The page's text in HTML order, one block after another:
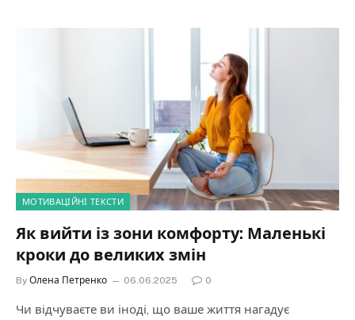
МОТИВАЦІЙНІ ТЕКСТИ
Як вийти із зони комфорту: Маленькі
кроки до великих змін
By Олена Петренко 06.06.2025 0
Чи відчуваєте ви іноді, що ваше життя нагадує